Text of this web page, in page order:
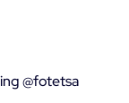
@fotetsa